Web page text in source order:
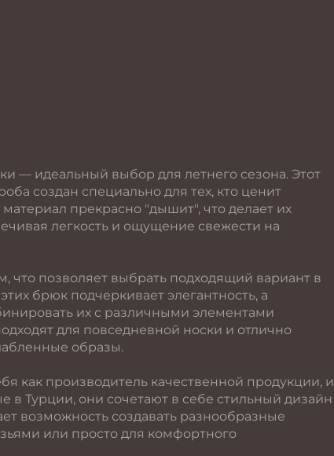
— идеальный выбор для летнего сезона. Этот
создан специально для тех, кто ценит
прекрасно "дышит", что делает их
легкость и ощущение свежести на
что позволяет выбрать подходящий вариант в
брюк подчеркивает элегантность, а
их с различными элементами
для повседневной носки и отлично
образы.
как производитель качественной продукции, и
Турции, они сочетают в себе стильный дизайн
возможность создавать разнообразные
или просто для комфортного